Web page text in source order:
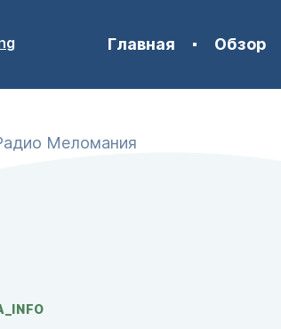
Главная Обзор
Меломания